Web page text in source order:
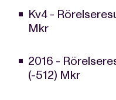
Kv4 -
Mkr
2016 -
(-512) Mkr